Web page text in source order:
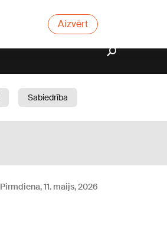
Aizvērt
Sabiedrība
Pirmdiena, 11. maijs, 2026